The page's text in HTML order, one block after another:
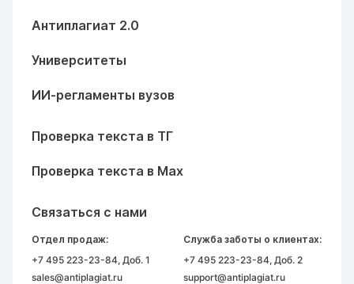
Антиплагиат 2.0
Университеты
ИИ-регламенты вузов
Проверка текста в ТГ
Проверка текста в Max
Связаться с нами
Отдел продаж:
+7 495 223-23-84, Доб. 1
sales@antiplagiat.ru
Служба заботы о клиентах:
+7 495 223-23-84, Доб. 2
support@antiplagiat.ru